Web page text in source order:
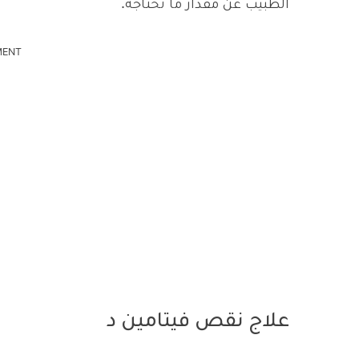
الطبيب عن مقدار ما تحتاجه.
علاج نقص فيتامين د